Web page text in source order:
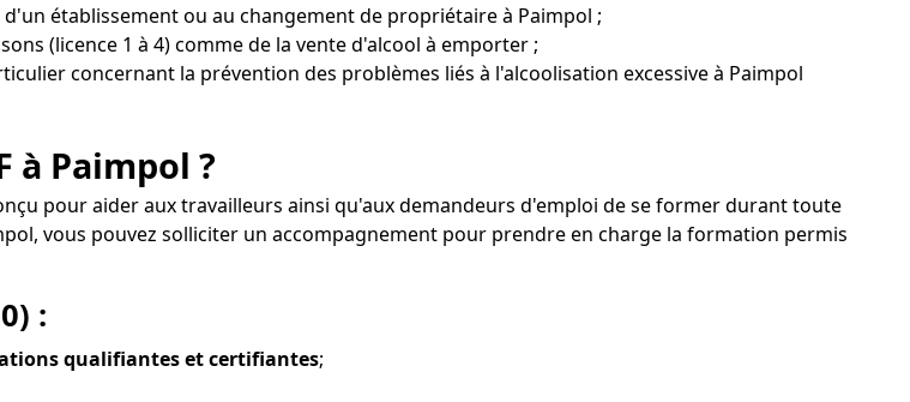
établissement ou au changement de propriétaire à Paimpol ;
(licence 1 à 4) comme de la vente d'alcool à emporter ;
concernant la prévention des problèmes liés à l'alcoolisation excessive à Paimpol
Paimpol ?
pour aider aux travailleurs ainsi qu'aux demandeurs d'emploi de se former durant toute
vous pouvez solliciter un accompagnement pour prendre en charge la formation permis
:
qualifiantes et certifiantes;